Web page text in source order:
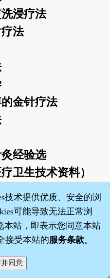
浸疗法
法
金针疗法
经验选
卫生技术资料）
南
大全（针灸治疗
技术提供优质、安全的浏
可能导致无法正常浏
本站，即表示您同意本站
接受本站的服务条款。